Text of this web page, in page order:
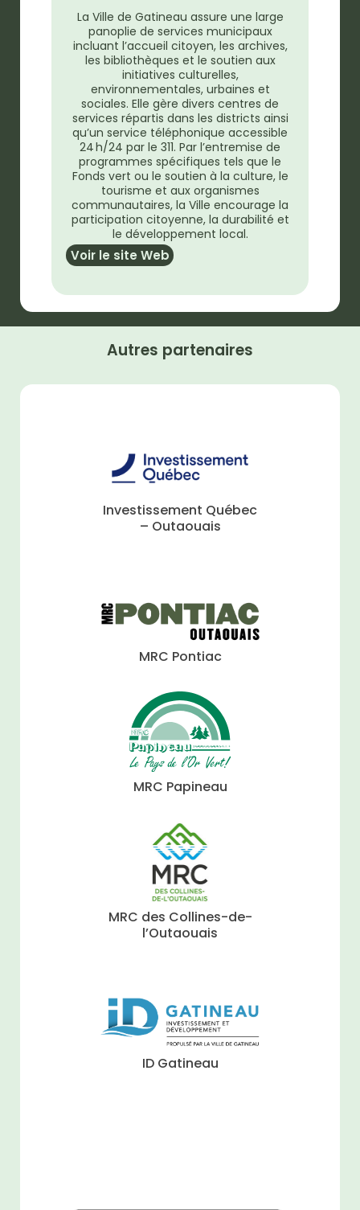
La Ville de Gatineau assure une large
panoplie de services municipaux
incluant l’accueil citoyen, les archives,
les bibliothèques et le soutien aux
initiatives culturelles,
environnementales, urbaines et
sociales. Elle gère divers centres de
services répartis dans les districts ainsi
qu’un service téléphonique accessible
24 h/24 par le 311. Par l’entremise de
programmes spécifiques tels que le
Fonds vert ou le soutien à la culture, le
tourisme et aux organismes
communautaires, la Ville encourage la
participation citoyenne, la durabilité et
le développement local.
Voir le site Web
Autres partenaires
Investissement Québec
– Outaouais
MRC Pontiac
MRC Papineau
MRC des Collines-de-
l’Outaouais
ID Gatineau